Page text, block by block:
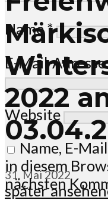
2022
31. Mai 2022
später ansehen
Name*
E-Mail-Adresse
Website
Name, E-
in diesem
nächsten